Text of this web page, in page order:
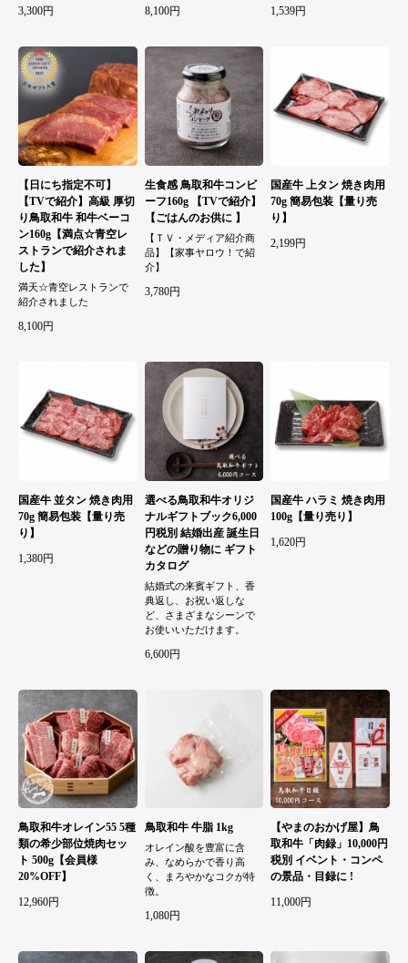
3,300円 8,100円 1,539円
【日にち指定不可】
【TVで紹介】高級 厚切
り鳥取和牛 和牛ベーコ
ン160g【満点☆青空レ
ストランで紹介されま
した】
満天☆青空レストランで
紹介されました
8,100円
生食感 鳥取和牛コンビ
ーフ160g 【TVで紹介】
【ごはんのお供に 】
【ＴＶ・メディア紹介商
品】【家事ヤロウ！で紹
介】
3,780円
国産牛 上タン 焼き肉用
70g 簡易包装【量り売
り】
2,199円
国産牛 並タン 焼き肉用
70g 簡易包装【量り売
り】
1,380円
選べる鳥取和牛オリジ
ナルギフトブック6,000
円税別 結婚出産 誕生日
などの贈り物に ギフト
カタログ
結婚式の来賓ギフト、香
典返し、お祝い返しな
ど、さまざまなシーンで
お使いいただけます。
6,600円
国産牛 ハラミ 焼き肉用
100g【量り売り】
1,620円
鳥取和牛オレイン55 5種
類の希少部位焼肉セッ
ト 500g【会員様
20%OFF】
12,960円
鳥取和牛 牛脂 1kg
オレイン酸を豊富に含
み、なめらかで香り高
く、まろやかなコクが特
徴。
1,080円
【やまのおかげ屋】鳥
取和牛「肉録」10,000円
税別 イベント・コンペ
の景品・目録に !
11,000円